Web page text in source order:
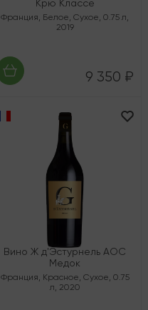
Крю Классе
Франция, Белое, Сухое, 0.75 л,
2019
9 350 ₽
Вино Ж д'Эстурнель АОС
Медок
Франция, Красное, Сухое, 0.75
л, 2020